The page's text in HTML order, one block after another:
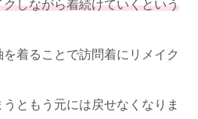
しながら着続けていくという
着ることで訪問着にリメイク
ともう元には戻せなくなりま